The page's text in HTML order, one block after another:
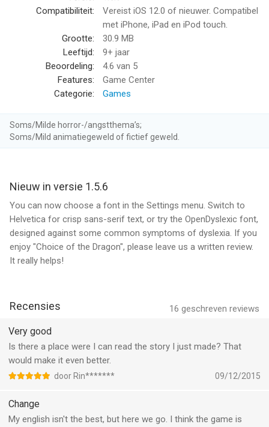
for a light snack
• Isn't it a little sexist to always kidnap princesses? Kidnap a
prince instead
• Ransack holy temples, blaspheming against vengeful gods
voor iPhone, iPad en iPod touch met iOS versie 12.0 of hoger,
geschikt bevonden voor gebruikers met leeftijden vanaf
Compatibiliteit:
Vereist iOS 12.0 of nieuwer. Compatibel
met iPhone, iPad en iPod touch.
Grootte:
30.9 MB
Leeftijd:
9+ jaar
Beoordeling:
4.6 van 5
Features:
Game Center
Categorie:
Games
Soms/Milde horror-/angstthema’s;
Soms/Mild animatiegeweld of fictief geweld.
Nieuw in versie 1.5.6
You can now choose a font in the Settings menu. Switch to
Helvetica for crisp sans-serif text, or try the OpenDyslexic font,
designed against some common symptoms of dyslexia. If you
enjoy "Choice of the Dragon", please leave us a written review.
It really helps!
16 geschreven reviews
Recensies
Very good
Is there a place were I can read the story I just made? That
would make it even better.
door Rin******* 09/12/2015
Change
My english isn't the best, but here we go. I think the game is